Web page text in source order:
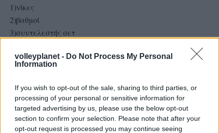
volleyplanet - Do Not Process My Personal
Information
If you wish to opt-out of the sale, sharing to third parties, or
processing of your personal or sensitive information for
targeted advertising by us, please use the below opt-out
section to confirm your selection. Please note that after your
opt-out request is processed you may continue seeing
1)νίκες
2)βαθμοί
3)συντελεστής σετ
5)αποτελέσματα στους μεταξύ τους αγώνες